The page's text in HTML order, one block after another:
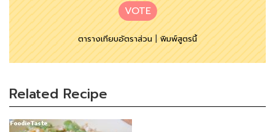
VOTE
ตารางเทียบอัตราส่วน|พิมพ์สูตรนี้
Related Recipe